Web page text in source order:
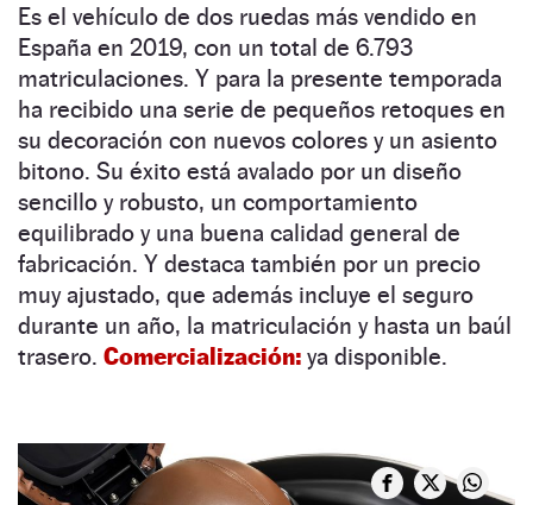
Es el vehículo de dos ruedas más vendido en
España en 2019, con un total de 6.793
matriculaciones. Y para la presente temporada
ha recibido una serie de pequeños retoques en
su decoración con nuevos colores y un asiento
bitono. Su éxito está avalado por un diseño
sencillo y robusto, un comportamiento
equilibrado y una buena calidad general de
fabricación. Y destaca también por un precio
muy ajustado, que además incluye el seguro
durante un año, la matriculación y hasta un baúl
trasero. Comercialización: ya disponible.